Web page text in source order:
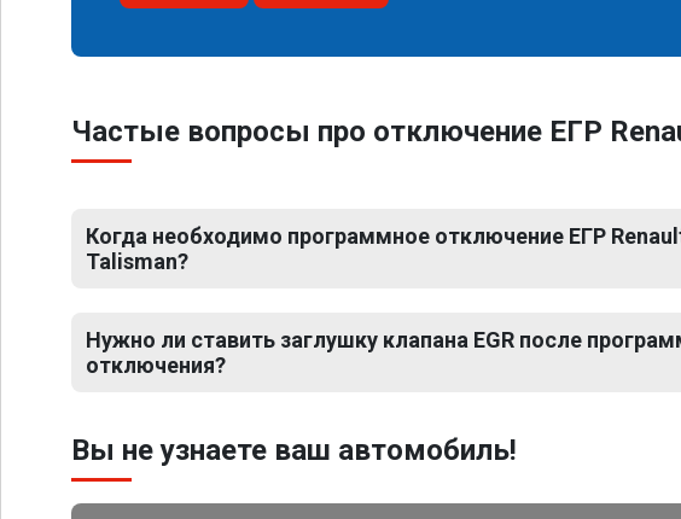
Частые вопросы про отключение ЕГР
Когда необходимо программное отключение ЕГР
Talisman?
Нужно ли ставить заглушку клапана EGR после
отключения?
Вы не узнаете ваш автомобиль!